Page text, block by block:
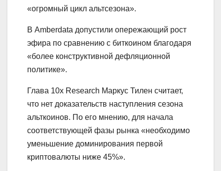
«огромный цикл альтсезона».
В Amberdata допустили опережающий рост
эфира по сравнению с биткоином благодаря
«более конструктивной дефляционной
политике».
Глава 10x Research Маркус Тилен считает,
что нет доказательств наступления сезона
альткоинов. По его мнению, для начала
соответствующей фазы рынка «необходимо
уменьшение доминирования первой
криптовалюты ниже 45%».